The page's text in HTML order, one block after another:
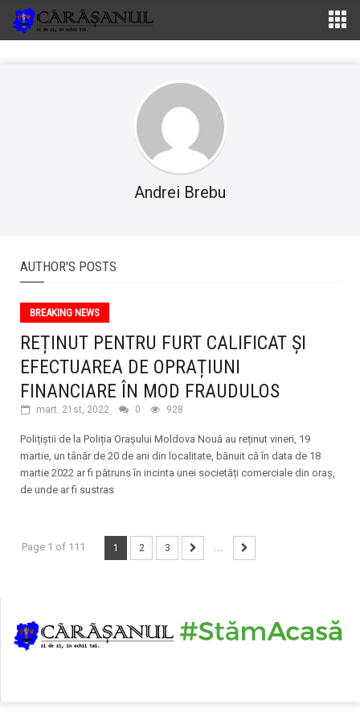
Andrei Brebu
AUTHOR'S POSTS
BREAKING NEWS
REȚINUT PENTRU FURT CALIFICAT ȘI
EFECTUAREA DE OPRAȚIUNI
FINANCIARE ÎN MOD FRAUDULOS
mart. 21st, 2022 0 928
Polițiștii de la Poliția Orașului Moldova Nouă au reținut vineri, 19
martie, un tânăr de 20 de ani din localitate, bănuit că în data de 18
martie 2022 ar fi pătruns în incinta unei societăți comerciale din oraș,
de unde ar fi sustras
Page 1 of 111 1 2 3 ...